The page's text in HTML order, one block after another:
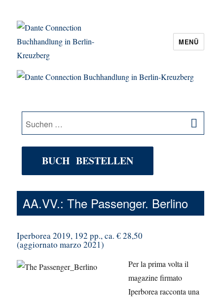
Dante Connection Buchhandlung in
MENÜ
Suche
nach:
BUCH BESTELLEN
AA.VV.: The Passenger. Berlino
Iperborea 2019, 192 pp., ca. € 28,50
(aggiornato marzo 2021)
Per la prima volta il
magazine firmato
Iperborea racconta una